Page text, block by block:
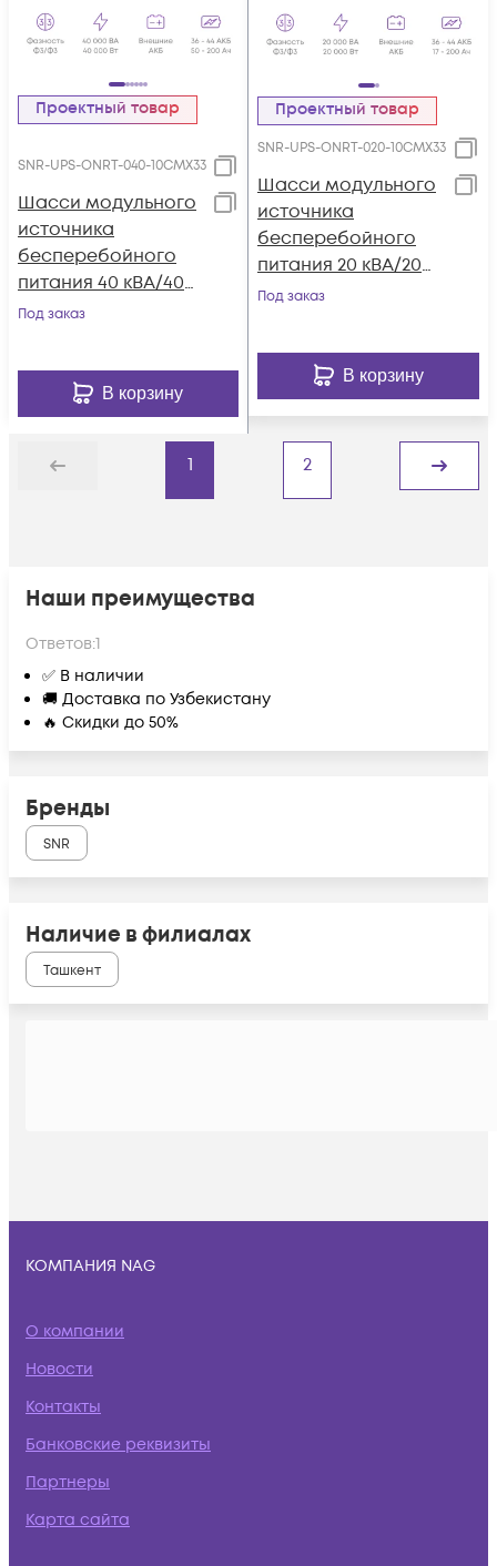
Проектный товар
SNR-UPS-ONRT-040-10CMX33
Шасси модульного
источника
бесперебойного
питания 40 кВА/40
кВт серии СМ, 4
кВт (SNR-UPS-ONRT-
040-10CMX33)
Под заказ
В корзину
Проектный товар
SNR-UPS-ONRT-020-10CMX33
Шасси модульного
источника
бесперебойного
питания 20 кВА/20
кВт серии СМ, 2
кВт (SNR-UPS-ONRT-
020-10CMX33)
Под заказ
В корзину
Назад
1 2
Дальше
Наши преимущества
Ответов:1
✅ В наличии
🚚 Доставка по Узбекистану
🔥 Скидки до 50%
Бренды
SNR
Наличие в филиалах
Ташкент
КОМПАНИЯ NAG
О компании
Новости
Контакты
Банковские реквизиты
Партнеры
Карта сайта